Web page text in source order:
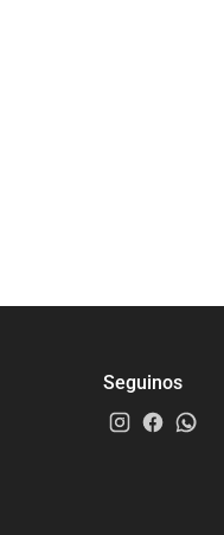
Seguinos